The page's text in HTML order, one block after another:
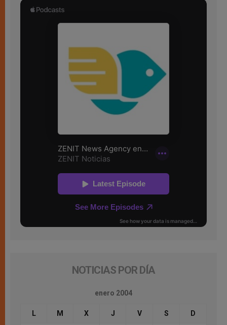
NOTICIAS POR DÍA
enero 2004
L M X J V S D